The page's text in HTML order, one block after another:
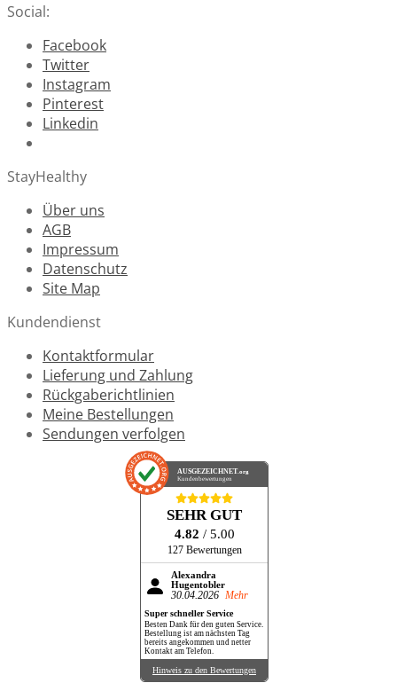
Social:
Facebook
Twitter
Instagram
Pinterest
Linkedin
StayHealthy
Über uns
AGB
Impressum
Datenschutz
Site Map
Kundendienst
Kontaktformular
Lieferung und Zahlung
Rückgaberichtlinien
Meine Bestellungen
Sendungen verfolgen
AUSGEZEICHNET .org
Kundenbewertungen
SEHR GUT
4.82 / 5.00
127 Bewertungen
Alexandra
Hugentobler
30.04.2026 Mehr
Super schneller Service
Besten Dank für den guten Service.
Bestellung ist am nächsten Tag
bereits angekommen und netter
Kontakt am Telefon.
Hinweis zu den Bewertungen